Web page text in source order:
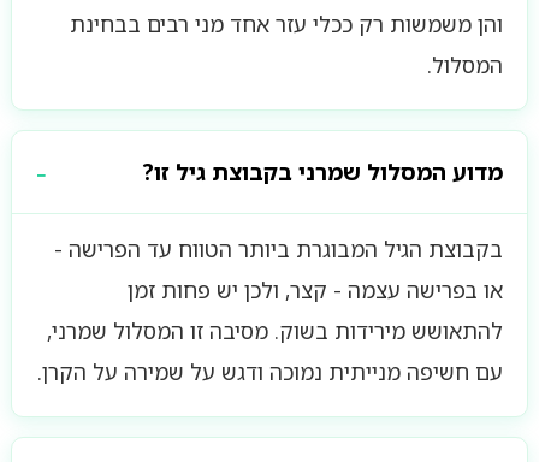
והן משמשות רק ככלי עזר אחד מני רבים בבחינת
המסלול.
מדוע המסלול שמרני בקבוצת גיל זו?
בקבוצת הגיל המבוגרת ביותר הטווח עד הפרישה -
או בפרישה עצמה - קצר, ולכן יש פחות זמן
להתאושש מירידות בשוק. מסיבה זו המסלול שמרני,
עם חשיפה מנייתית נמוכה ודגש על שמירה על הקרן.